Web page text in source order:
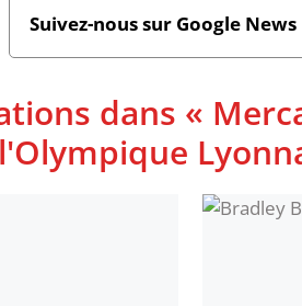
Suivez-nous sur Google News
dans «